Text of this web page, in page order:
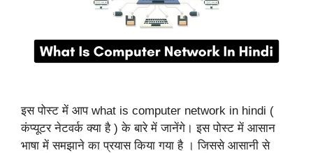
इस पोस्ट में आप what is computer network in hindi (
कंप्यूटर नेटवर्क क्या है ) के बारे में जानेंगे। इस पोस्ट में आसान
भाषा में समझाने का प्रयास किया गया है । जिससे आसानी से